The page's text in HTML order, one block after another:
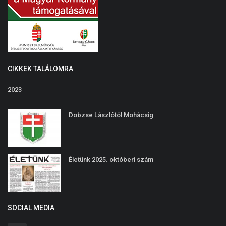
CIKKEK TALÁLOMRA
2023
Dobzse Lászlótól Mohácsig
Életünk 2025. októberi szám
SOCIAL MEDIA